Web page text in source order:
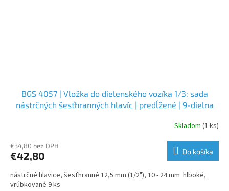
BGS 4057 | Vložka do dielenského vozíka 1/3: sada
nástrčných šesťhranných hlavíc | predĺžené | 9-dielna
Skladom (1 ks)
€34,80 bez DPH
€42,80 Do košíka
nástrčné hlavice, šesťhranné 12,5 mm (1/2"), 10 - 24 mm hlboké,
vrúbkované 9 ks